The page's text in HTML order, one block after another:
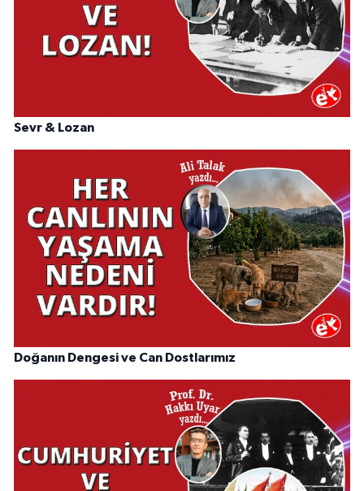
Sevr & Lozan
Doğanın Dengesi ve Can Dostlarımız